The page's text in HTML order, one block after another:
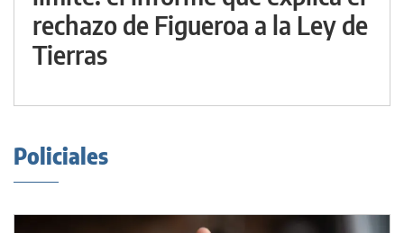
rechazo de Figueroa a la Ley de
Tierras
Policiales